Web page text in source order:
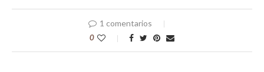
1 comentarios
0